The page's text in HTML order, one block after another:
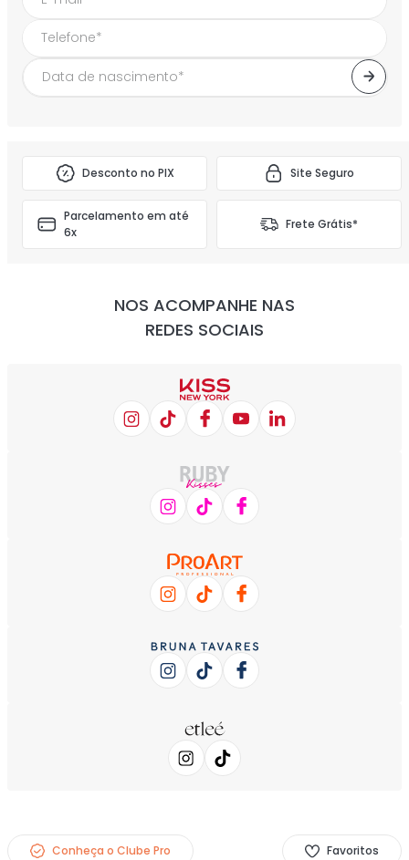
Desconto no PIX Site Seguro
Parcelamento em até
6x
Frete Grátis*
NOS ACOMPANHE NAS
REDES SOCIAIS
Conheça o Clube Pro Favoritos